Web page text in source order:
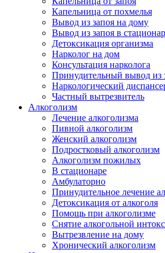
Капельница от похмелья
Вывод из запоя на дому
Вывод из запоя в
Детоксикация организма
Нарколог на дом
Консультация нарколога
Принудительный вывод из
Наркологический
Частный вытрезвитель
Алкоголизм
Лечение алкоголизма
Пивной алкоголизм
Женский алкоголизм
Подростковый алкоголизм
Алкоголизм пожилых
В стационаре
Амбулаторно
Принудительное лечение
Детоксикация от алкоголя
Помощь при алкоголизме
Снятие алкогольной
Вытрезвление на дому
Хронический алкоголизм